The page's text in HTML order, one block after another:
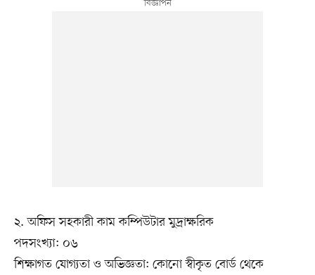
২. অফিস সহকারী কাম কম্পিউটার মুদ্রাক্ষরিক
পদসংখ্যা: ০৬
শিক্ষাগত যোগ্যতা ও অভিজ্ঞতা: কোনো স্বীকৃত বোর্ড থেকে